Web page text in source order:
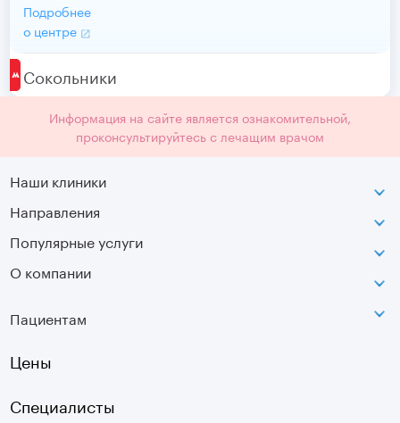
Подробнее
о центре
Сокольники
Информация на сайте является ознакомительной,
проконсультируйтесь с лечащим врачом
Наши клиники
ВДНХ
г. Москва, ул. Стромынка, д. 11
Направления
Неврология
Ортопедия-травматология
Популярные услуги
МРТ
УЗИ
Плазмотерапия суставов
О компании
Инфо
Пациентам
Первичный прием
Цены
Специалисты